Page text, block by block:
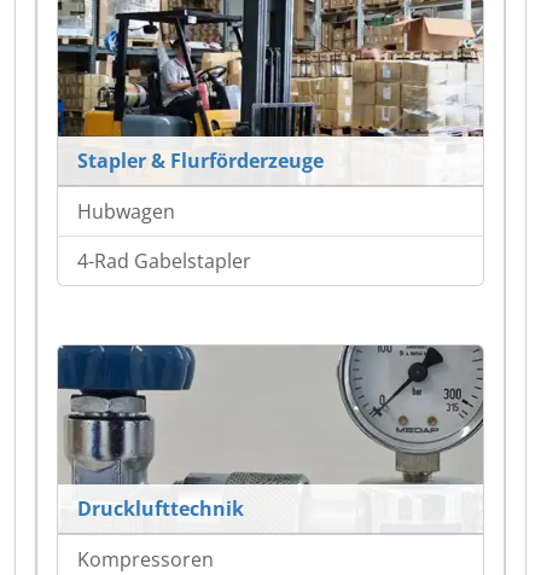
Stapler & Flurförderzeuge
Hubwagen
4-Rad Gabelstapler
Drucklufttechnik
Kompressoren